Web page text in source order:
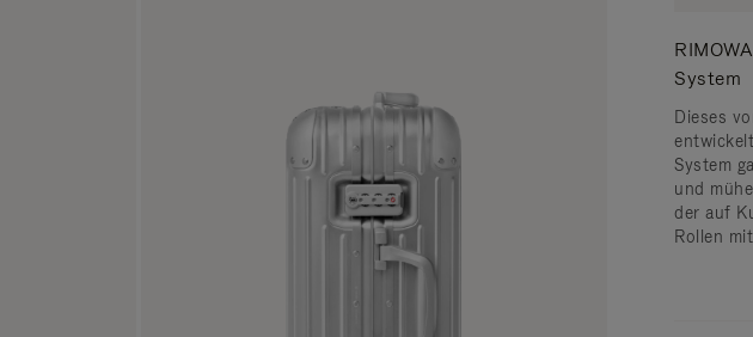
System
Dieses
System
und
der auf
Rollen